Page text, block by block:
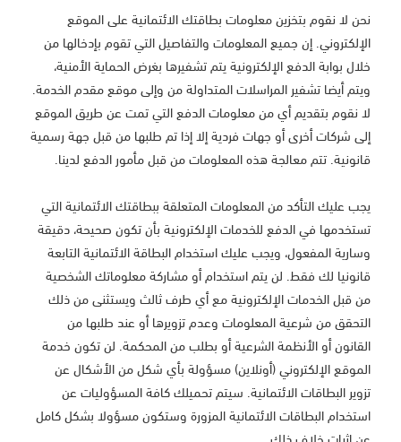
نحن لا نقوم بتخزين معلومات بطاقتك الائتمانية على الموقع
الإلكتروني. إن جميع المعلومات والتفاصيل التي تقوم بإدخالها من
خلال بوابة الدفع الإلكترونية يتم تشفيرها بغرض الحماية الأمنية،
ويتم أيضا تشفير المراسلات المتداولة من وإلى موقع مقدم الخدمة.
لا نقوم بتقديم أي من معلومات الدفع التي تمت عن طريق الموقع
إلى شركات أخرى أو جهات فردية إلا إذا تم طلبها من قبل جهة رسمية
قانونية. تتم معالجة هذه المعلومات من قبل مأمور الدفع لدينا.
يجب عليك التأكد من المعلومات المتعلقة ببطاقتك الائتمانية التي
تستخدمها في الدفع للخدمات الإلكترونية بأن تكون صحيحة، دقيقة
وسارية المفعول، ويجب عليك استخدام البطاقة الائتمانية التابعة
قانونيا لك فقط. لن يتم استخدام أو مشاركة معلوماتك الشخصية
من قبل الخدمات الإلكترونية مع أي طرف ثالث ويستثنى من ذلك
التحقق من شرعية المعلومات وعدم تزويرها أو عند طلبها من
القانون أو الأنظمة الشرعية أو بطلب من المحكمة. لن تكون خدمة
الموقع الإلكتروني (أونلاين) مسؤولة بأي شكل من الأشكال عن
تزوير البطاقات الائتمانية. سيتم تحميلك كافة المسؤوليات عن
استخدام البطاقات الائتمانية المزورة وستكون مسؤولا بشكل كامل